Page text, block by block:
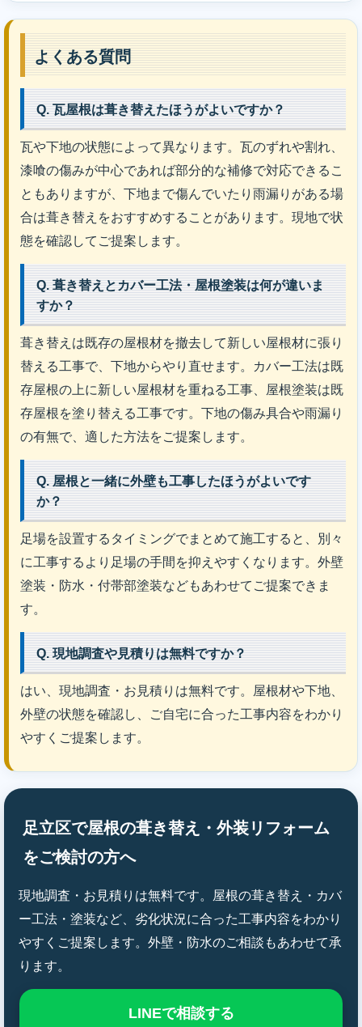
よくある質問
Q. 瓦屋根は葺き替えたほうがよいですか？
瓦や下地の状態によって異なります。瓦のずれや割れ、
漆喰の傷みが中心であれば部分的な補修で対応できるこ
ともありますが、下地まで傷んでいたり雨漏りがある場
合は葺き替えをおすすめすることがあります。現地で状
態を確認してご提案します。
Q. 葺き替えとカバー工法・屋根塗装は何が違いま
すか？
葺き替えは既存の屋根材を撤去して新しい屋根材に張り
替える工事で、下地からやり直せます。カバー工法は既
存屋根の上に新しい屋根材を重ねる工事、屋根塗装は既
存屋根を塗り替える工事です。下地の傷み具合や雨漏り
の有無で、適した方法をご提案します。
Q. 屋根と一緒に外壁も工事したほうがよいです
か？
足場を設置するタイミングでまとめて施工すると、別々
に工事するより足場の手間を抑えやすくなります。外壁
塗装・防水・付帯部塗装などもあわせてご提案できま
す。
Q. 現地調査や見積りは無料ですか？
はい、現地調査・お見積りは無料です。屋根材や下地、
外壁の状態を確認し、ご自宅に合った工事内容をわかり
やすくご提案します。
足立区で屋根の葺き替え・外装リフォーム
をご検討の方へ
現地調査・お見積りは無料です。屋根の葺き替え・カバ
ー工法・塗装など、劣化状況に合った工事内容をわかり
やすくご提案します。外壁・防水のご相談もあわせて承
ります。
LINEで相談する